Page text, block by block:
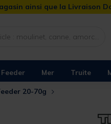
ainsi que la Livraison
Feeder Mer Truite
20-70g